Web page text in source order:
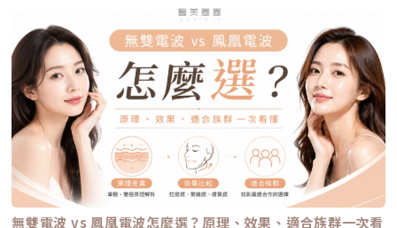
幅萎縮皮脂腺，把出油量降到極低，讓長痘痘的機率降到最低。但人體是有
自我修復機制的，經過數年後，部分皮脂腺可能會慢慢恢復部分功能。此
外，極端的壓力、嚴重的賀爾蒙失調依然可能引發零星的痘痘。但整體來
說，膚況絕對會比治療前穩定非常多。許多人會選擇在 1 到 2 年後，將
AviClear 作為年度的「控油進廠保養」來施打一次。Q5：打完 AviClear 後
有修復期嗎？該怎麼保養？A：由於屬於「非侵入性」的安全療程，術後皮
膚最多只會有輕微的泛紅，通常在幾個小時到一天內就會自然消退，完全不
影響日常上班上課。術後的保養也非常簡單：只要做好「基礎保濕」與「確
實防曬」，並在術後一週內暫停使用美白、酸類或去角質等刺激性產品即
可。對於忙碌的現代人來說，是非常友善的午休醫美選擇。拿回肌膚的主導
權，抗痘不再是一場苦戰青春痘從來就不只是一個表面的皮膚問題，它更深
刻地牽動著個人的自信心與社交生活。過去，嚴重痘痘肌患者往往陷入兩
難：任憑痘痘反覆肆虐，或是無奈忍受口服藥物的強烈副作用。隨著 2026
年新一代抗痘武器AviClear 戰痘雷射（1726nm）問世，無疑為醫學美容界
與深受痘痘困擾的患者，提供了一個全新、安全且具備極長效性的無藥物解
答。它成功將抗痘戰場，從伴隨負擔的全身性藥物代謝，精準轉移至局部的
皮脂腺控制，從源頭阻斷致痘環境。如果你也厭倦了反覆擦藥、吃藥的無盡
輪迴，渴望重新擁有一張清爽、穩定、不易泛油光的健康臉龐，建議尋求專
波 Exion、無限電波 Potenza）原理：結合了「微針」與「電波（RF）」
雙重優勢。透過極細的微針穿透表皮，在到達真皮層特定深度時瞬間釋放電
波熱能。這不僅能刺激膠原蛋白與彈力蛋白重組（改善老化型毛孔），微針
的物理性破壞與電波熱能，還能破壞過度活躍的皮脂腺（改善出油型毛
孔）。適合誰：混合型毛孔（又油又鬆弛）、肝斑體質不適合打高能量雷射
者、想全面提升膚質緊緻度的人。效果與特色：因為熱能在皮膚深層釋放，
表皮的熱傷害極小，退紅快（通常隔天即可上妝）。對於膚質的「整體優
化」有非常亮眼的表現。5. 物理性微創重建：得美微針筆（Dermapen）原
理：透過儀器上極細微的針頭，在肌膚表層每秒創造出1,920的微小穿刺通
道。這種「微破壞」能直接啟動肌膚天然的傷口癒合機制，刺激膠原蛋白與
彈力蛋白增生。更棒的是，這些微通道能像海綿一樣，大幅提升後續保養精
華（如生長因子、高濃度玻尿酸）的吸收率，達到加乘的養膚效果。適合族
群：老化型毛孔、淺層凹洞型毛孔、膚質粗糙者，以及對部分能量型療程較
為敏感、希望降低反黑風險的族群（實際仍需由醫師評估）。效果與特色：
因為沒有雷射或電波的「熱傷害」，所以術後照顧相對簡單，反黑機率極
低。做完後通常會有 1~3 天的微泛紅，能溫和改善膚質與毛孔細緻度的新
興療程。醫美療程怎麼選？重點大評比為了讓你更清楚怎麼挑選，我們整理
了五大主力療程的比較表：療程後的關鍵：醫美術後保養黃金法則許多人投
術，不只是把能量打在斑點上，而是以更科學、更安全的方式處理色素問
題。AutoDerm 智慧影像分析系統在正式治療前，系統會先掃描肌膚，辨識
每一處斑點的分布、深度與範圍。這讓醫師不再只依賴肉眼判斷，而是能透
過影像資訊調整能量，讓治療更客製化、也更一致。對於斑點多、深淺不一
或分布不規則的人來說，這項技術能有效提升治療的精準度。CPTL 超冷卻
保護除斑過程中最令人擔心的副作用之一，就是因熱能過高造成紅腫、脫
皮，甚至反黑。CPTL 的作用是在雷射擊發的同時迅速降溫，使肌膚保持在
低溫狀態，避免熱能向周圍擴散。皮膚被冷保護包覆後，不僅治療時更舒
適，也能減少後續的發炎反應，讓整體修復期縮短許多。VSLS色素冷剝離
技術在 532 奈米波長下，Reepot 的能量並非以高熱燒灼黑色素，而是以機
械式的震動作用使色素顆粒鬆動、分離，再交由身體自然代謝。這項機制能
同時保護真皮層的血管結構，減少對健康組織的影響，讓整個治療更溫和，
也降低出現過度刺激或色素反應的可能性。透過這三項核心技術的搭配，
Reepot 不只是單純「把斑點打掉」，而是以更安全、更穩定的方式改善色
素問題，也更符合現代人對於恢復期短、風險低的期待。Reepot 為何能將
斑點一撕即除？人工皮代謝讓改善更有感為什麼 Reepot 能做到治療後「撕
除人工皮時同步帶走斑點」？這與它的能量作用與術後設計密切相關。
Reepot 透過 532 nm 能量搭配冷剝離技術，使表層黑色素逐漸被帶向角質
拉提使用的是 RF 射頻能量。RF 是 Radiofrequency 的縮寫。原理是透過
射頻能量在皮膚組織中產生熱能，讓膠原蛋白受熱收縮，並啟動後續的膠原
蛋白新生與重組。很多人一聽到「加熱」會覺得很抽象，電波不是只打一個
點，而是讓一段皮膚組織被均勻加熱。當皮膚裡的膠原纖維遇到適當熱能，
就像鬆掉的彈力網被重新收緊，視覺上會有比較緊、平整的感覺。所以電波
常見的效果感受包括：皮膚變緊、細紋變淡、毛孔視覺變細緻、臉部鬆弛感
改善、膚質變得比較平滑。也因為電波比較強調「皮膚緊緻」和「膚質改
善」，所以如果困擾的是臉看起來鬆鬆的、眼周或嘴邊有細紋、臉頰摸起來
不夠緊實，電波通常會是可以評估的方向。但要注意，電波不是做完就立刻
變成另一張臉。效果通常會分成兩個階段：一部分人會先感覺皮膚有收緊
感，後續則會隨著膠原蛋白慢慢新生，讓緊緻度逐漸出現。音波是什麼？重
點在聚焦超音波與深層拉提音波拉提使用的是 聚焦式超音波能量，常見名
稱包含 HIFU、MFU 或 MFU-V。它的特色是可以把能量聚焦到皮膚深層，形
成一個個熱凝結點，刺激組織收縮與膠原蛋白新生。部分音波療程可透過不
同深度探頭，將能量作用到接近深層支撐結構的位置，例如常被討論的
SMAS 筋膜層。SMAS 是臉部支撐結構的一部分，傳統拉皮手術也會處理這
個層次。音波的概念，就是透過非侵入式方式，把能量送到較深層的支撐結
無雙電波 vs 鳳凰電波怎麼選？原理、效果、適合族群一次看